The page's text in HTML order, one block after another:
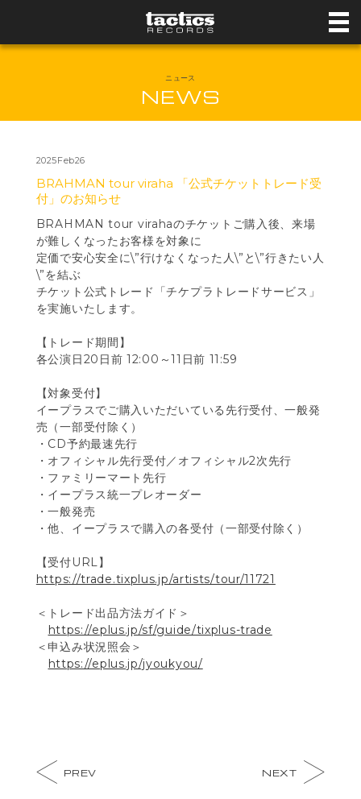
ニュース
NEWS
2025Feb26
BRAHMAN tour viraha 「公式チケットトレード受
付」のお知らせ
BRAHMAN tour virahaのチケットご購入後、来場
が難しくなったお客様を対象に
定価で安心安全に\”行けなくなった人\”と\”行きたい人
\”を結ぶ
チケット公式トレード「チケプラトレードサービス」
を実施いたします。
【トレード期間】
各公演日20日前 12:00～11日前 11:59
【対象受付】
イープラスでご購入いただいている先行受付、一般発
売（一部受付除く）
・CD予約最速先行
・オフィシャル先行受付／オフィシャル2次先行
・ファミリーマート先行
・イープラス統一プレオーダー
・一般発売
・他、イープラスで購入の各受付（一部受付除く）
【受付URL】
https://trade.tixplus.jp/artists/tour/11721
＜トレード出品方法ガイド＞
https://eplus.jp/sf/guide/tixplus-trade
＜申込み状況照会＞
https://eplus.jp/jyoukyou/
PREV NEXT